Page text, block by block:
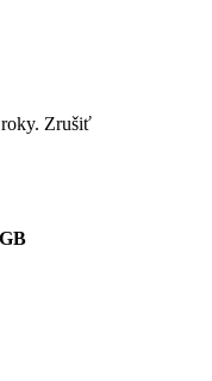
roky. Zrušiť